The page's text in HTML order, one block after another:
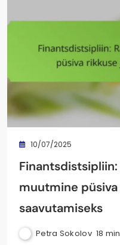
10/07/2025
muutmine
saavutamiseks
Petra Sokolov 18